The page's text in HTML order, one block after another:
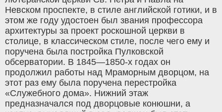
Невском проспекте, в стиле английской готики, и в
этом же году удостоен был звания профессора
архитектуры за проект роскошной церкви в
столице, в классическом стиле, после чего ему и
поручена была постройка Пулковской
обсерватории. В 1845—1850-х годах он
продолжил работы над Мраморным дворцом, на
этот раз ему была поручена перестройка
«Служебного дома». Нижний этаж
предназначался под дворцовые конюшни, а